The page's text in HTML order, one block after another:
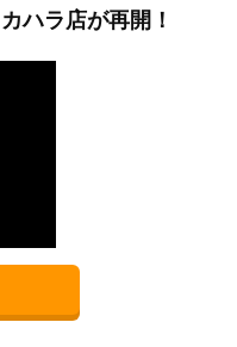
ハラ店が再開！